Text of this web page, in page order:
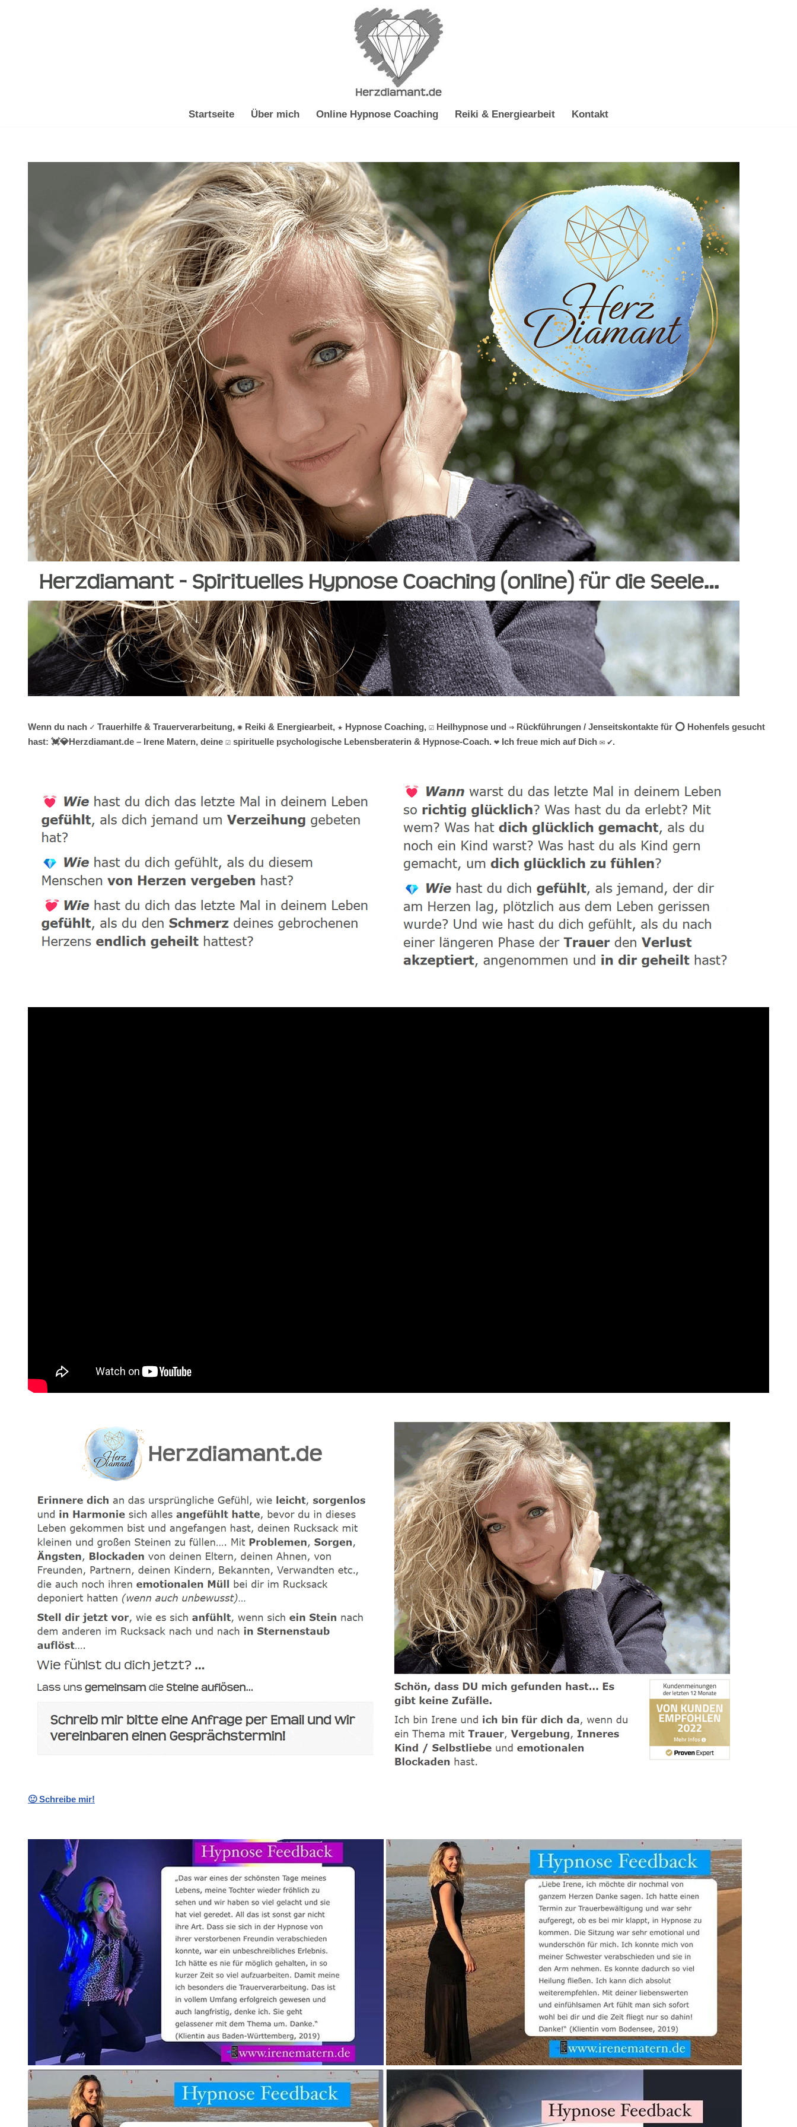
Startseite Über mich Online Hypnose Coaching Reiki & Energiearbeit Kontakt
Wenn du nach ✓ Trauerhilfe & Trauerverarbeitung, ✺ Reiki & Energiearbeit, ★ Hypnose Coaching, ☑️ Heilhypnose und ⇒ Rückführungen / Jenseitskontakte für ⭕ Hohenfels gesucht
hast: 💓️💎Herzdiamant.de – Irene Matern, deine ☑️ spirituelle psychologische Lebensberaterin & Hypnose-Coach. ❤ Ich freue mich auf Dich ✉ ✔.
🙂 Schreibe mir!